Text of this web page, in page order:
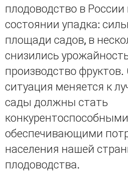
плодоводство в России
состоянии упадка:
площади садов, в
снизились
производство фруктов.
ситуация меняется к
сады должны стать
обеспечивающими
населения нашей
плодоводства.